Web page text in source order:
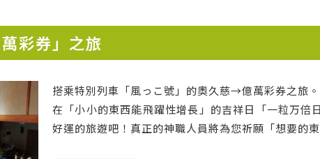
彩券」之旅
搭乘特別列車「風っこ號」的奧久慈→億萬彩券之旅。
在「小小的東西能飛躍性增長」的吉祥日「一粒万倍
好運的旅遊吧！真正的神職人員將為您祈願「想要的